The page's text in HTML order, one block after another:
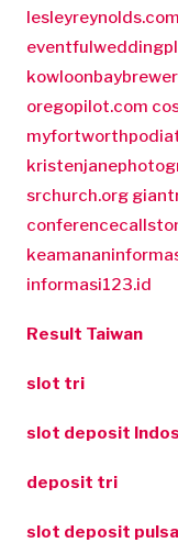
lesleyreynolds.com
oregopilot.com
srchurch.org
informasi123.id
Result Taiwan
slot tri
slot deposit
deposit tri
slot deposit